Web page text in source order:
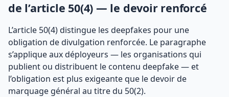
de l’article 50(4) — le devoir renforcé
L’article 50(4) distingue les deepfakes pour une
obligation de divulgation renforcée. Le paragraphe
s’applique aux déployeurs — les organisations qui
publient ou distribuent le contenu deepfake — et
l’obligation est plus exigeante que le devoir de
marquage général au titre du 50(2).